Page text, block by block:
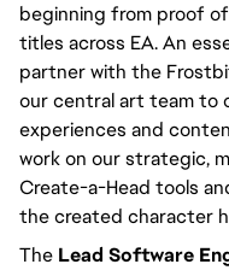
beginning from proof
titles across EA. An
partner with the
our central art team to
experiences and
work on our strategic,
Create-a-Head tools
the created character
The Lead Software